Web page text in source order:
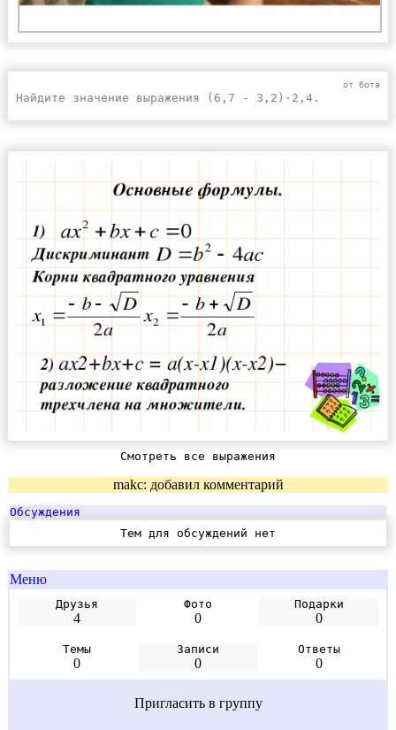
от бота
Найдите значение выражения (6,7 - 3,2)·2,4.
Смотреть все выражения
makc: добавил комментарий
Обсуждения
Тем для обсуждений нет
Меню
Друзья
4
Фото
0
Подарки
0
Темы
0
Записи
0
Ответы
0
Пригласить в группу